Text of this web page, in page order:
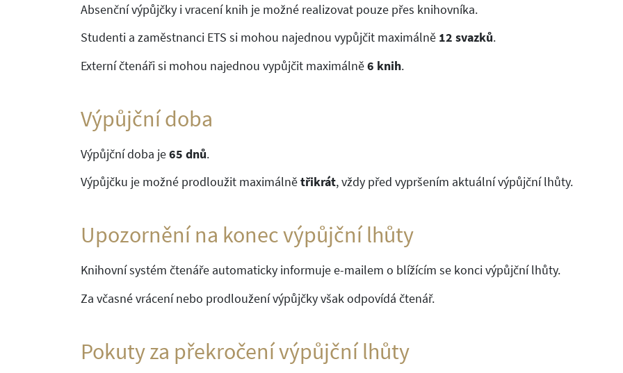
Absenční výpůjčky i vracení knih je možné realizovat pouze přes knihovníka.
Studenti a zaměstnanci ETS si mohou najednou vypůjčit maximálně 12 svazků.
Externí čtenáři si mohou najednou vypůjčit maximálně6 knih.
Výpůjční doba
Výpůjční doba je65 dnů.
Výpůjčku je možné prodloužit maximálnětřikrát, vždy před vypršením aktuální výpůjční lhůty.
Upozornění na konec výpůjční lhůty
Knihovní systém čtenáře automaticky informuje e-mailem o blížícím se konci výpůjční lhůty.
Za včasné vrácení nebo prodloužení výpůjčky však odpovídá čtenář.
Pokuty za překročení výpůjční lhůty